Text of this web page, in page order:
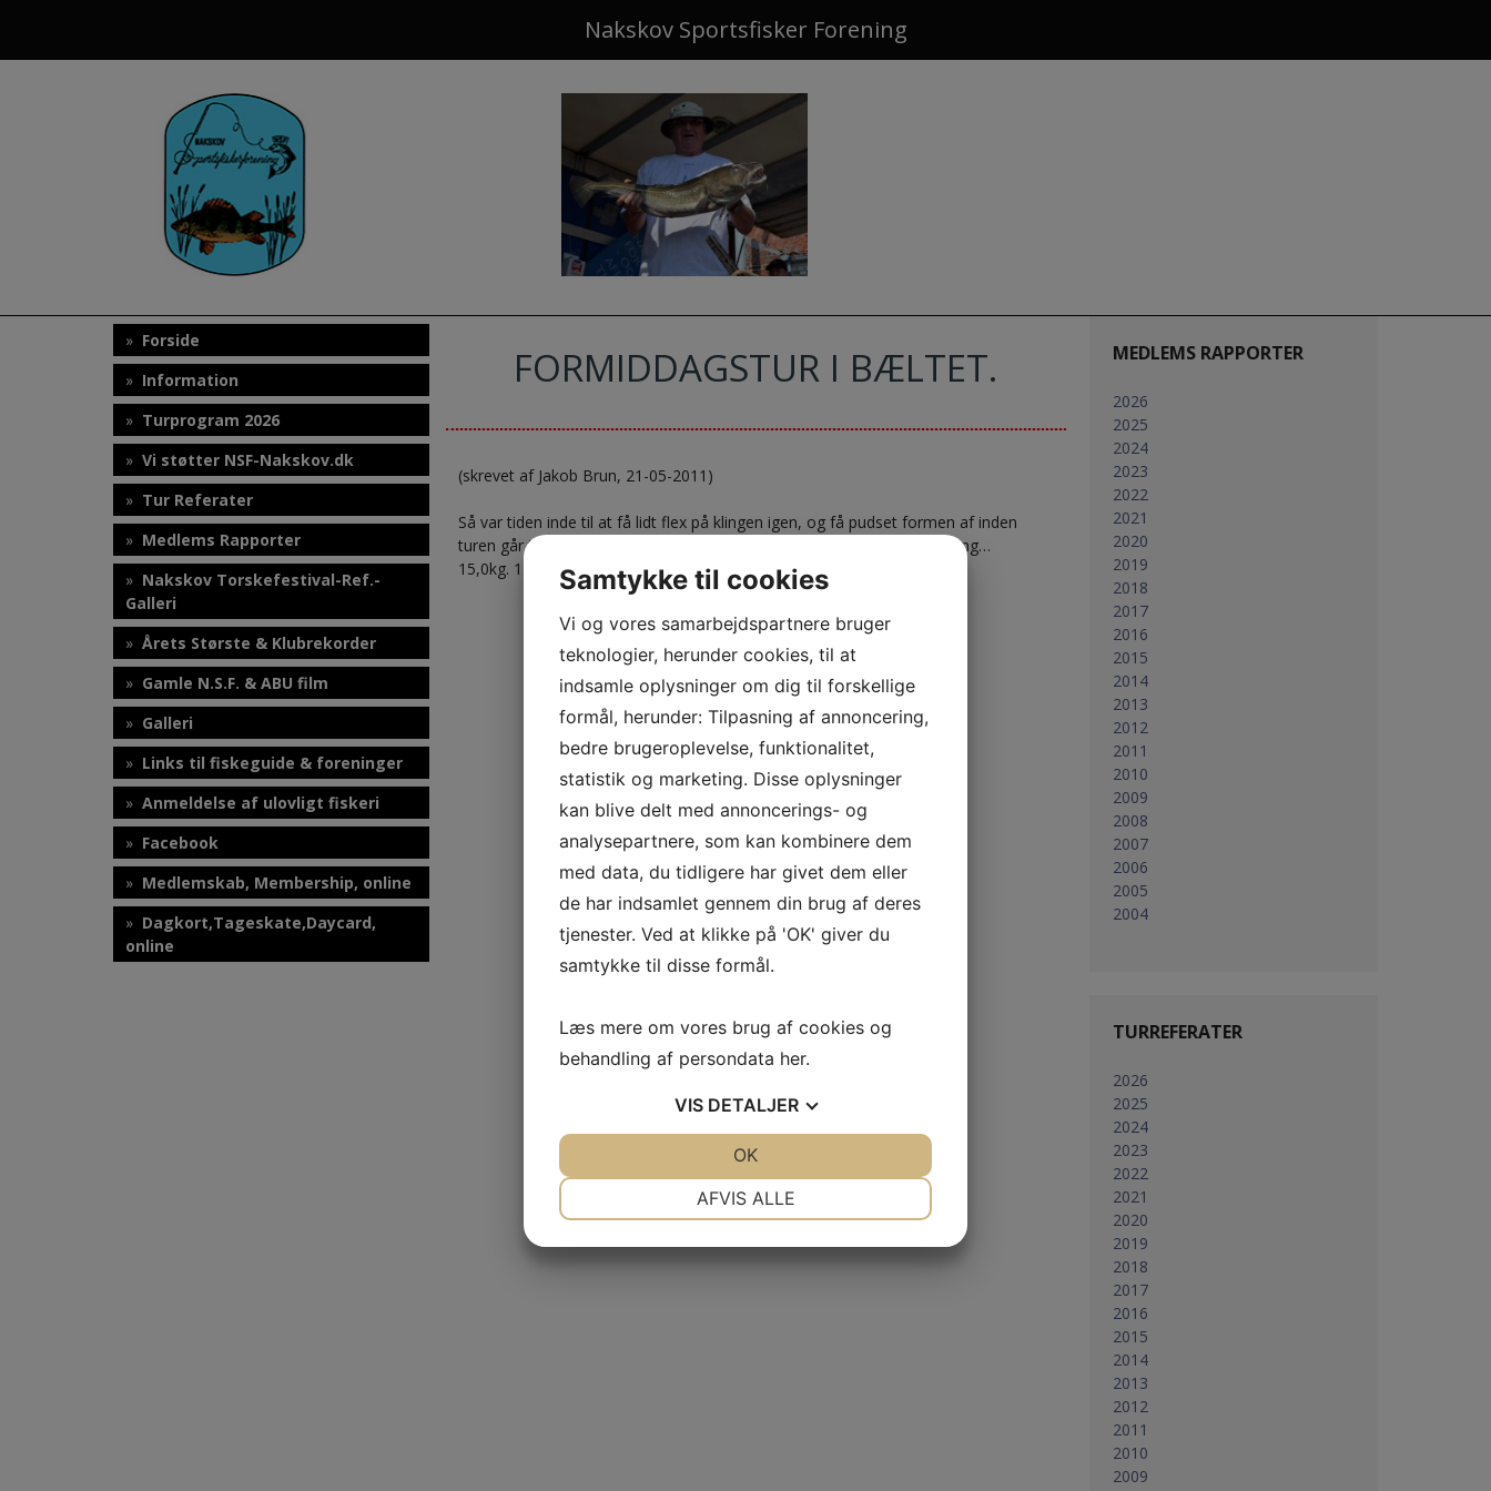
indholdet
Nakskov Sportsfisker Forening
Forside
Information
Turprogram 2026
Vi støtter NSF-Nakskov.dk
Tur Referater
Medlems Rapporter
Nakskov Torskefestival-Ref.-
Galleri
Årets Største & Klubrekorder
Gamle N.S.F. & ABU film
Galleri
Links til fiskeguide & foreninger
Anmeldelse af ulovligt fiskeri
Facebook
Medlemskab, Membership, online
Dagkort,Tageskate,Daycard,
online
FORMIDDAGSTUR I BÆLTET.
(skrevet af Jakob Brun, 21-05-2011)
Så var tiden inde til at få lidt flex på klingen igen, og få pudset formen af inden
turen går til Havøysund om små 3 uger. Og det gik jo over al forventning…
15,0kg. 112cm. 😀
MEDLEMS RAPPORTER
2026
2025
2024
2023
2022
2021
2020
2019
2018
2017
2016
2015
2014
2013
2012
2011
2010
2009
2008
2007
2006
2005
2004
TURREFERATER
2026
2025
2024
2023
2022
2021
2020
2019
2018
2017
2016
2015
2014
2013
2012
2011
2010
2009
Samtykke til cookies
Vi og vores samarbejdspartnere bruger
teknologier, herunder cookies, til at
indsamle oplysninger om dig til forskellige
formål, herunder: Tilpasning af annoncering,
bedre brugeroplevelse, funktionalitet,
statistik og marketing. Disse oplysninger
kan blive delt med annoncerings- og
analysepartnere, som kan kombinere dem
med data, du tidligere har givet dem eller
de har indsamlet gennem din brug af deres
tjenester. Ved at klikke på 'OK' giver du
samtykke til disse formål.
Læs mere om vores brug af cookies og
behandling af persondata her.
VIS DETALJER
AFVIS ALLE
OK